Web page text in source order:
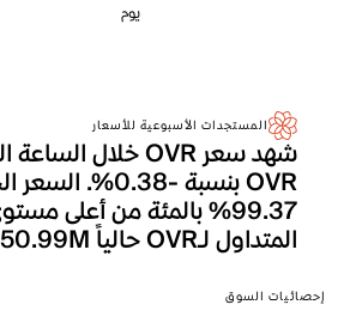
يوم
المستجدات الأسبوعية للأسعار
المتداول لـOVR حالياً 50.99M، وهو ما يترجم إلى إجمالي القيمة السوقية التي تصل إلى 1.331M.
إحصائيات السوق